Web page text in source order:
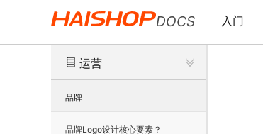
DOCS 入门
运营
品牌
品牌Logo设计核心要素？